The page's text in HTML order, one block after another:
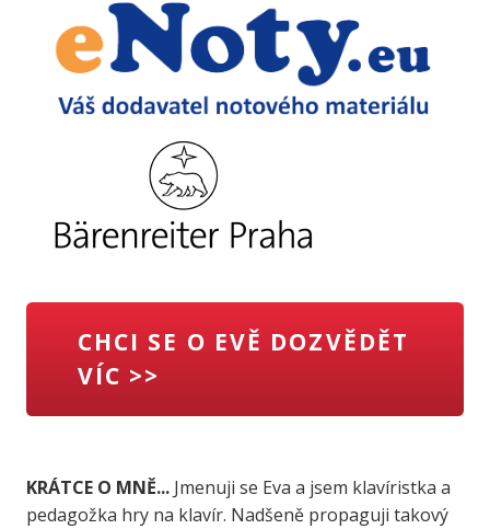
CHCI SE O EVĚ DOZVĚDĚT
VÍC >>
KRÁTCE O MNĚ...Jmenuji se Eva a jsem klavíristka a
pedagožka hry na klavír. Nadšeně propaguji takový